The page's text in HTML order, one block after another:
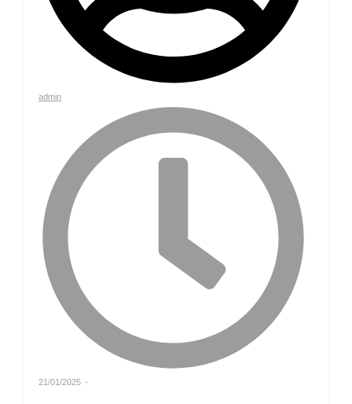
admin
21/01/2025 -